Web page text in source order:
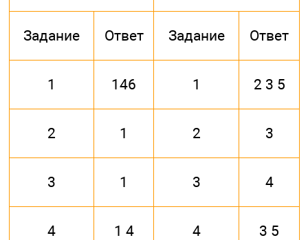
Задание Ответ Задание Ответ
1 146 1 2 3 5
2 1 2 3
3 1 3 4
4 1 4 4 3 5